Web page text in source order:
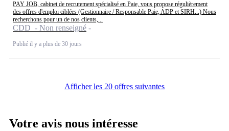
PAY JOB, cabinet de recrutement spécialisé en Paie, vous propose régulièrement
des offres d'emploi ciblées (Gestionnaire / Responsable Paie, ADP et SIRH...) Nous
recherchons pour un de nos clients,...
CDD - Non renseigné
Publié il y a plus de 30 jours
Afficher les 20 offres suivantes
Votre avis nous intéresse